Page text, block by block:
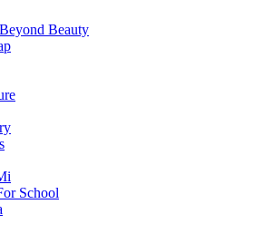
Beauty
School